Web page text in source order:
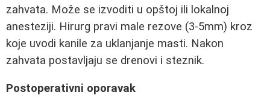
zahvata. Može se izvoditi u opštoj ili lokalnoj
anesteziji. Hirurg pravi male rezove (3-5mm) kroz
koje uvodi kanile za uklanjanje masti. Nakon
zahvata postavljaju se drenovi i steznik.
Postoperativni oporavak